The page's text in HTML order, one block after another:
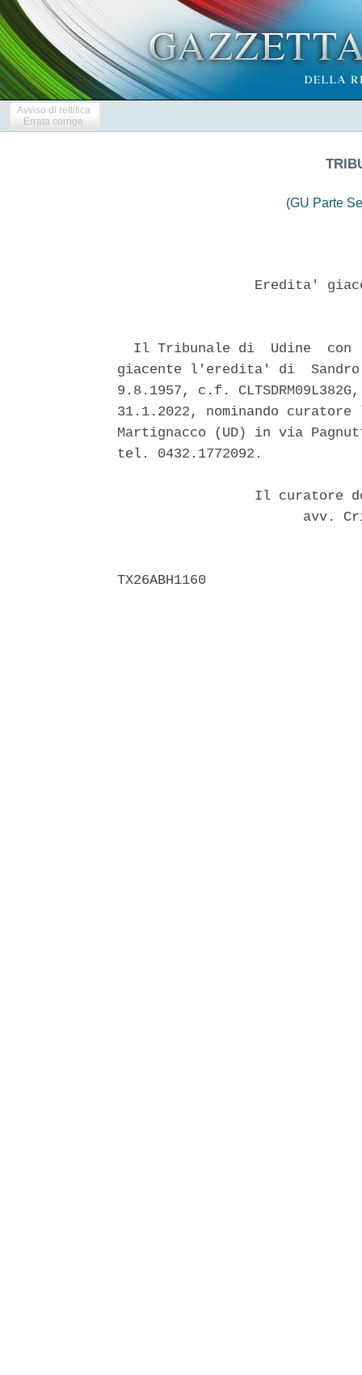
Avviso di rettifica
Errata corrige
(GU Parte
Eredita'
Il Tribunale di  Udine  con
giacente l'eredita' di
9.8.1957, c.f.
31.1.2022, nominando
Martignacco (UD) in via
tel. 0432.1772092.
Il curatore
avv.